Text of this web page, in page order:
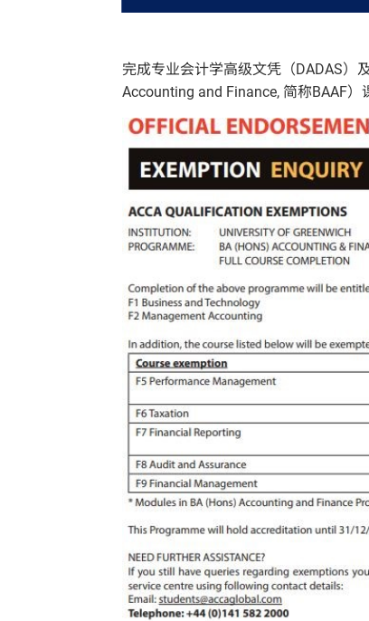
完成专业会计学高级文凭（DADAS）
Accounting and Finance, 简称BAAF）